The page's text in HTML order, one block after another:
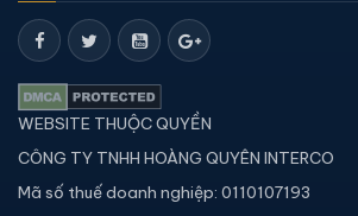
WEBSITE THUỘC QUYỀN
CÔNG TY TNHH HOÀNG QUYÊN INTERCO
Mã số thuế doanh nghiệp: 0110107193